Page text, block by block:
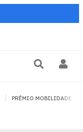
PRÊMIO MOBILIDADE